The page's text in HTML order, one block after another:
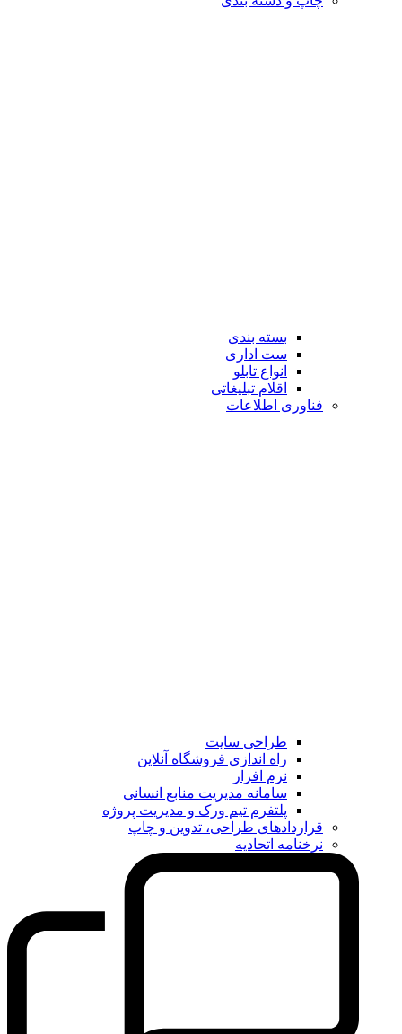
بسته بندی
ست اداری
انواع تابلو
اقلام تبلیغاتی
فناوری اطلاعات
طراحی سایت
راه اندازی فروشگاه آنلاین
نرم افزار
سامانه مدیریت منابع انسانی
پلتفرم تیم ورک و مدیریت پروژه
قراردادهای طراحی، تدوین و چاپ
نرخنامه اتحادیه